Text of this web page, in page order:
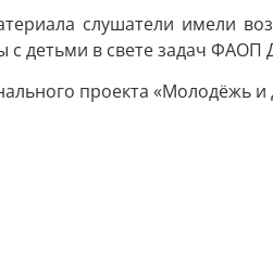
слушатели имели
с детьми в свете задач ФАОП
проекта «Молодёжь